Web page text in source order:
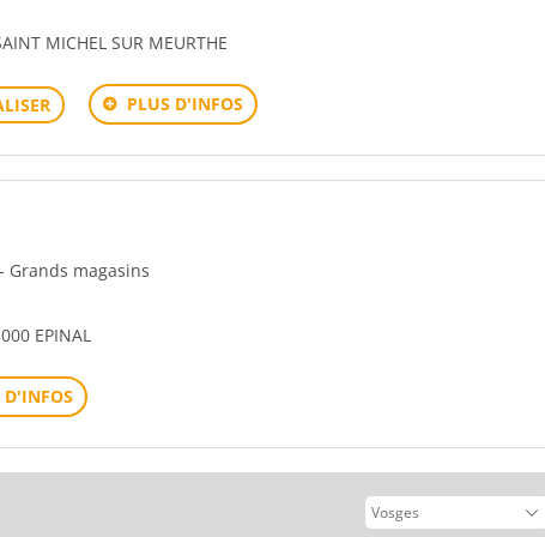
MICHEL SUR MEURTHE
PLUS D'INFOS
Grands magasins
EPINAL
D'INFOS